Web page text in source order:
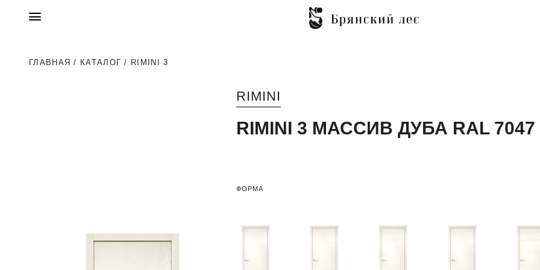
ГЛАВНАЯ / КАТАЛОГ / RIMINI 3
RIMINI
RIMINI 3 МАССИВ ДУБА RAL
ФОРМА